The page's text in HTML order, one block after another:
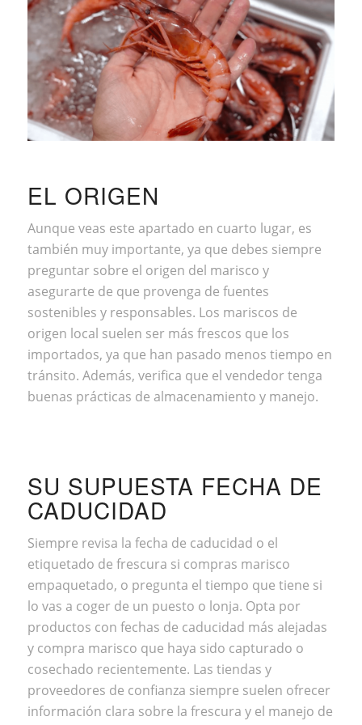
EL ORIGEN
Aunque veas este apartado en cuarto lugar, es
también muy importante, ya que debes siempre
preguntar sobre el origen del marisco y
asegurarte de que provenga de fuentes
sostenibles y responsables. Los mariscos de
origen local suelen ser más frescos que los
importados, ya que han pasado menos tiempo en
tránsito. Además, verifica que el vendedor tenga
buenas prácticas de almacenamiento y manejo.
SU SUPUESTA FECHA DE
CADUCIDAD
Siempre revisa la fecha de caducidad o el
etiquetado de frescura si compras marisco
empaquetado, o pregunta el tiempo que tiene si
lo vas a coger de un puesto o lonja. Opta por
productos con fechas de caducidad más alejadas
y compra marisco que haya sido capturado o
cosechado recientemente. Las tiendas y
proveedores de confianza siempre suelen ofrecer
información clara sobre la frescura y el manejo de